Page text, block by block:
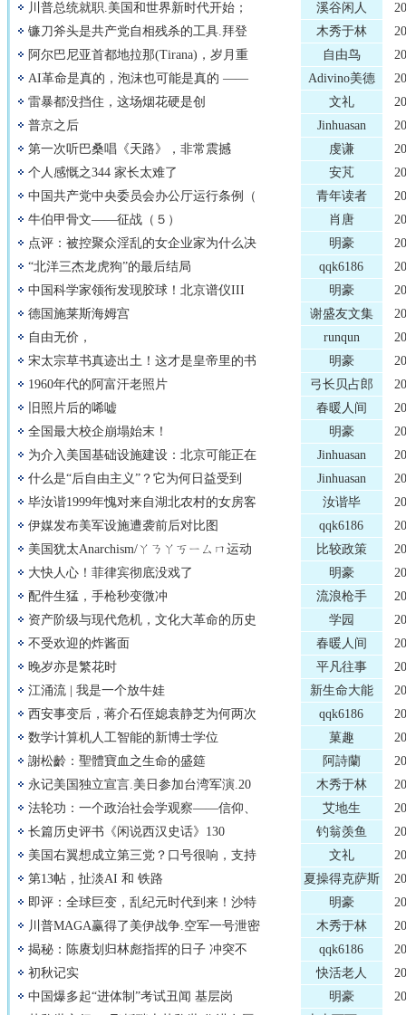
川普总统就职.美国和世界新时代开始；
溪谷闲人
镰刀斧头是共产党自相残杀的工具.拜登
木秀于林
阿尔巴尼亚首都地拉那(Tirana)，岁月重
自由鸟
AI革命是真的，泡沫也可能是真的 ——
Adivino美德
​雷暴都没挡住，这场烟花硬是创
文礼
普京之后
Jinhuasan
第一次听巴桑唱《天路》，非常震撼
虔谦
个人感慨之344 家长太难了
安芃
中国共产党中央委员会办公厅运行条例（
青年读者
牛伯甲骨文——征战（５）
肖唐
点评：被控聚众淫乱的女企业家为什么决
明豪
“北洋三杰龙虎狗”的最后结局
qqk6186
中国科学家领衔发现胶球！北京谱仪III
明豪
德国施莱斯海姆宫
谢盛友文集
自由无价，
runqun
宋太宗草书真迹出土！这才是皇帝里的书
明豪
1960年代的阿富汗老照片
弓长贝占郎
旧照片后的唏嘘
春暖人间
全国最大校企崩塌始末！
明豪
为介入美国基础设施建设：北京可能正在
Jinhuasan
什么是“后自由主义”？它为何日益受到
Jinhuasan
毕汝谐1999年愧对来自湖北农村的女房客
汝谐毕
伊媒发布美军设施遭袭前后对比图
qqk6186
美国犹太Anarchism/ㄚㄋㄚㄎㄧㄙㄇ运动
比较政策
大快人心！菲律宾彻底没戏了
明豪
配件生猛，手枪秒变微冲
流浪枪手
资产阶级与现代危机，文化大革命的历史
学园
不受欢迎的炸酱面
春暖人间
晚岁亦是繁花时
平凡往事
江涌流 | 我是一个放牛娃
新生命大能
西安事变后，蒋介石侄媳袁静芝为何两次
qqk6186
数学计算机人工智能的新博士学位
菓趣
謝松齡：聖體寶血之生命的盛筵
阿詩蘭
永记美国独立宣言.美日参加台湾军演.20
木秀于林
法轮功：一个政治社会学观察——信仰、
艾地生
长篇历史评书《闲说西汉史话》130
钓翁羡鱼
美国右翼想成立第三党？口号很响，支持
文礼
第13帖，扯淡AI 和 铁路
夏操得克萨斯
即评：全球巨变，乱纪元时代到来！沙特
明豪
川普MAGA赢得了美伊战争.空军一号泄密
木秀于林
揭秘：陈赓划归林彪指挥的日子 冲突不
qqk6186
初秋记实
快活老人
中国爆多起“进体制”考试丑闻 基层岗
明豪